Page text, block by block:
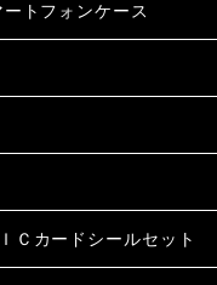
トフォンケース
Ｃカードシールセット